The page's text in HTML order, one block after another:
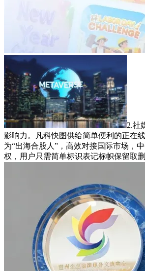
2.社
影响力。凡科快图供给简单便利的正在
为“出海合股人”，高效对接国际市场，
权，用户只需简单标识表记标帜保留取